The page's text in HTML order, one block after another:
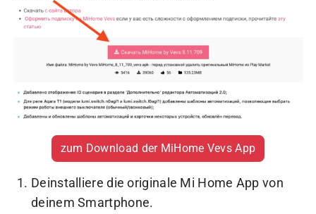
zum Download der MiHome Vevs App
Deinstalliere die originale Mi Home App von
deinem Smartphone.